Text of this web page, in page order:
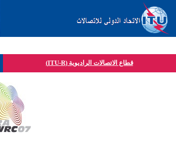
قطاع الاتصالات الراديوية (ITU-R)